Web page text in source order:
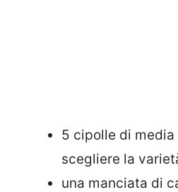
5 cipolle di
scegliere la
una manciata di